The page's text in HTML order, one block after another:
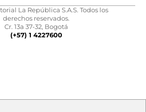
La República S.A.S. Todos los
derechos reservados.
Cr. 13a 37-32, Bogotá
(+57) 1 4227600